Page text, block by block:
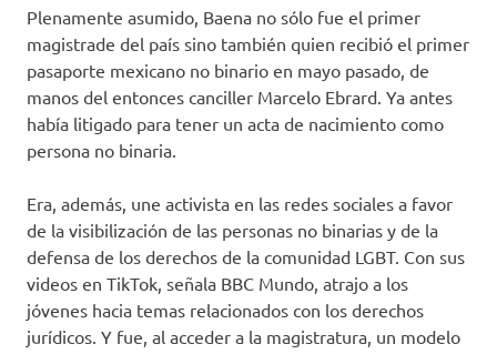
Plenamente asumido, Baena no sólo fue el primer
magistrade del país sino también quien recibió el primer
pasaporte mexicano no binario en mayo pasado, de
manos del entonces canciller Marcelo Ebrard. Ya antes
había litigado para tener un acta de nacimiento como
persona no binaria.
Era, además, une activista en las redes sociales a favor
de la visibilización de las personas no binarias y de la
defensa de los derechos de la comunidad LGBT. Con sus
videos en TikTok, señala BBC Mundo, atrajo a los
jóvenes hacia temas relacionados con los derechos
jurídicos. Y fue, al acceder a la magistratura, un modelo